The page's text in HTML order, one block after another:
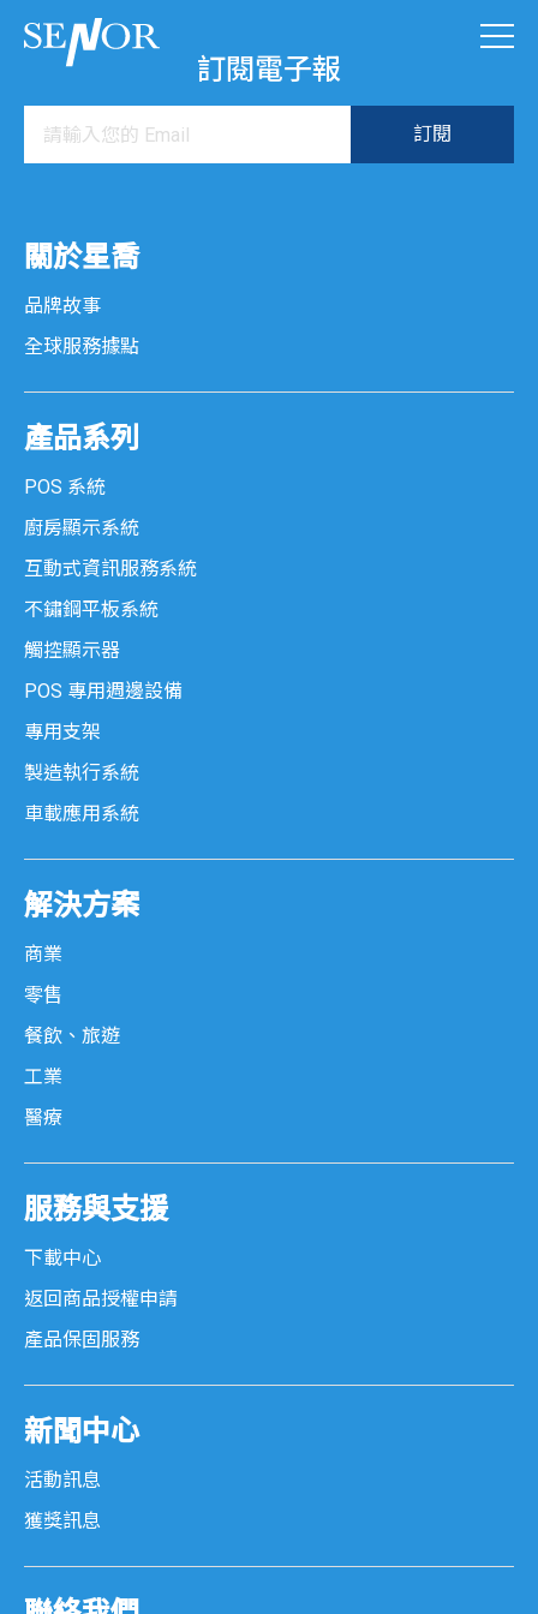
訂閱電子報
關於星喬
品牌故事
全球服務據點
產品系列
POS 系統
廚房顯示系統
互動式資訊服務系統
不鏽鋼平板系統
觸控顯示器
POS 專用週邊設備
專用支架
製造執行系統
車載應用系統
解決方案
商業
零售
餐飲、旅遊
工業
醫療
服務與支援
下載中心
返回商品授權申請
產品保固服務
新聞中心
活動訊息
獲獎訊息